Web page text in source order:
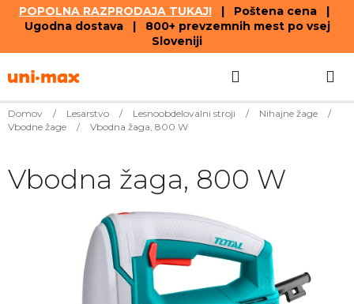
POPOLNA RAZPRODAJA TUKAJ!| Poštena cena |
Ugodna dostava | 800+ prevzemnih mest po vsej
Sloveniji
to
Domov / Lesarstvo / Lesnoobdelovalni stroji / Nihajne žage
/
Vbodne žage
/ Vbodna žaga, 800 W
Vbodna žaga, 800 W